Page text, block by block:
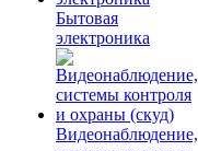
Бытовая
электроника
Видеонаблюдение,